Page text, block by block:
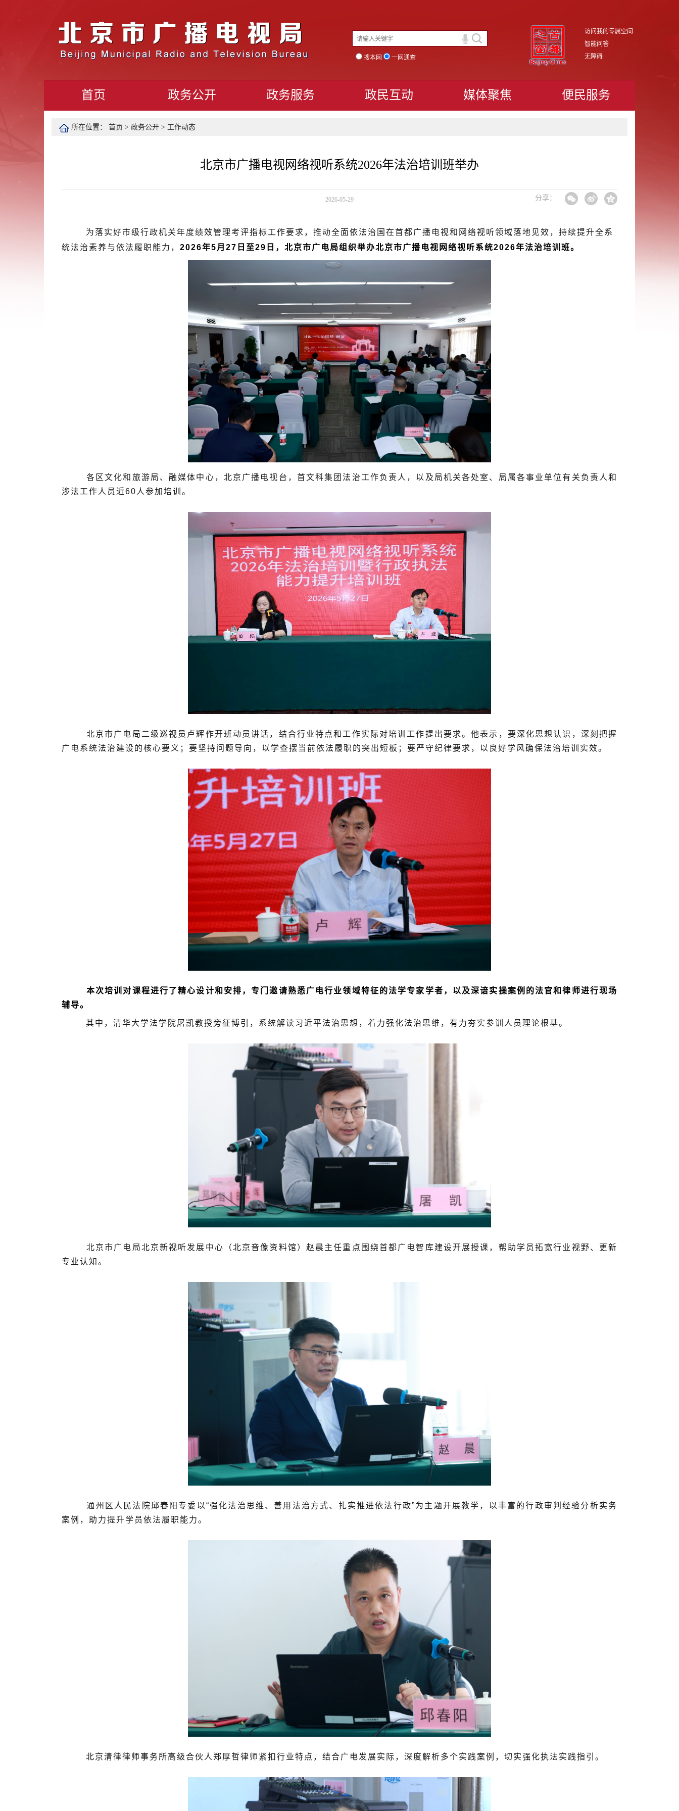
搜本网 一网通查
访问我的专属空间
智能问答
无障碍
首页 政务公开 政务服务 政民互动 媒体聚焦 便民服务
所在位置： 首页 > 政务公开 > 工作动态
北京市广播电视网络视听系统2026年法治培训班举办
2026-05-29 分享：
为落实好市级行政机关年度绩效管理考评指标工作要求，推动全面依法治国在首都广播电视和网络视听领域落地见效，持续提升全系
统法治素养与依法履职能力， 2026年5月27日至29日，北京市广电局组织举办北京市广播电视网络视听系统2026年法治培训班。
各区文化和旅游局、融媒体中心，北京广播电视台，首文科集团法治工作负责人，以及局机关各处室、局属各事业单位有关负责人和
涉法工作人员近60人参加培训。
北京市广电局二级巡视员卢辉作开班动员讲话，结合行业特点和工作实际对培训工作提出要求。他表示，要深化思想认识，深刻把握
广电系统法治建设的核心要义；要坚持问题导向，以学查摆当前依法履职的突出短板；要严守纪律要求，以良好学风确保法治培训实效。
本次培训对课程进行了精心设计和安排，专门邀请熟悉广电行业领域特征的法学专家学者，以及深谙实操案例的法官和律师进行现场
辅导。
其中，清华大学法学院屠凯教授旁征博引，系统解读习近平法治思想，着力强化法治思维，有力夯实参训人员理论根基。
北京市广电局北京新视听发展中心（北京音像资料馆）赵晨主任重点围绕首都广电智库建设开展授课，帮助学员拓宽行业视野、更新
专业认知。
通州区人民法院邱春阳专委以“强化法治思维、善用法治方式、扎实推进依法行政”为主题开展教学，以丰富的行政审判经验分析实务
案例，助力提升学员依法履职能力。
北京清律律师事务所高级合伙人郑厚哲律师紧扣行业特点，结合广电发展实际，深度解析多个实践案例，切实强化执法实践指引。